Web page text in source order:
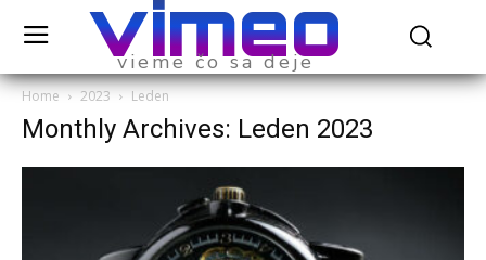
vimeo
vieme čo sa deje
Home 2023 Leden
Monthly Archives: Leden 2023